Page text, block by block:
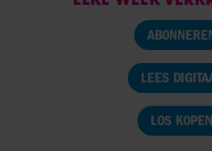
LEES
LOS KOPEN